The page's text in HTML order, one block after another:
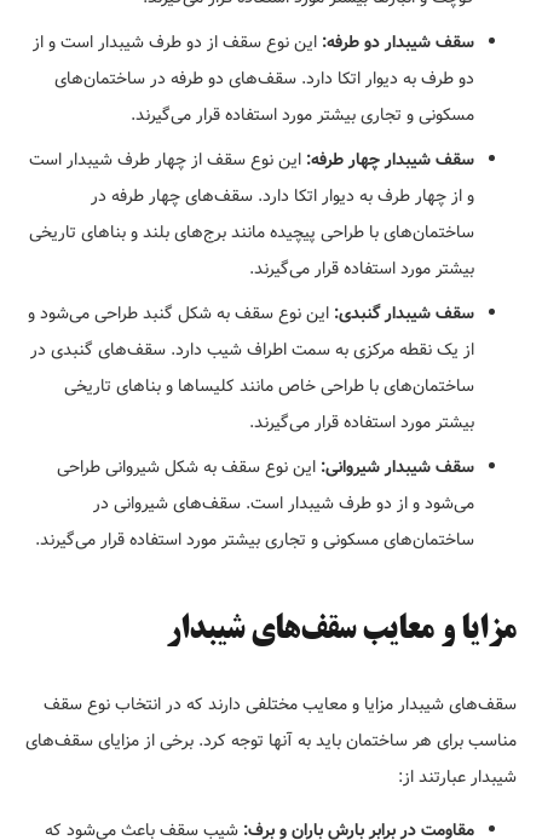
سقف شیبدار دو طرفه: این نوع سقف از دو طرف شیبدار است و از
دو طرف به دیوار اتکا دارد. سقف‌های دو طرفه در ساختمان‌های
مسکونی و تجاری بیشتر مورد استفاده قرار می‌گیرند.
سقف شیبدار چهار طرفه: این نوع سقف از چهار طرف شیبدار است
و از چهار طرف به دیوار اتکا دارد. سقف‌های چهار طرفه در
ساختمان‌های با طراحی پیچیده مانند برج‌های بلند و بناهای تاریخی
بیشتر مورد استفاده قرار می‌گیرند.
سقف شیبدار گنبدی: این نوع سقف به شکل گنبد طراحی می‌شود و
از یک نقطه مرکزی به سمت اطراف شیب دارد. سقف‌های گنبدی در
ساختمان‌های با طراحی خاص مانند کلیساها و بناهای تاریخی
بیشتر مورد استفاده قرار می‌گیرند.
سقف شیبدار شیروانی: این نوع سقف به شکل شیروانی طراحی
می‌شود و از دو طرف شیبدار است. سقف‌های شیروانی در
ساختمان‌های مسکونی و تجاری بیشتر مورد استفاده قرار می‌گیرند.
مزایا و معایب سقف‌های شیبدار
سقف‌های شیبدار مزایا و معایب مختلفی دارند که در انتخاب نوع سقف
مناسب برای هر ساختمان باید به آنها توجه کرد. برخی از مزایای سقف‌های
شیبدار عبارتند از:
مقاومت در برابر بارش باران و برف: شیب سقف باعث می‌شود که